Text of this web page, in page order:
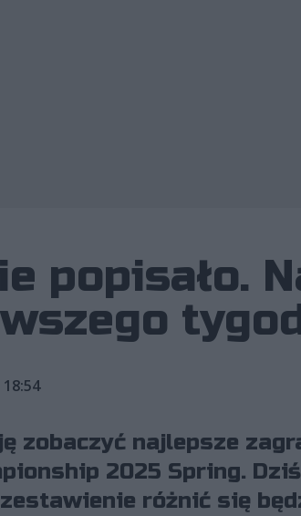
popisało.
zobaczyć najlepsze
2025 Spring.
różnić się